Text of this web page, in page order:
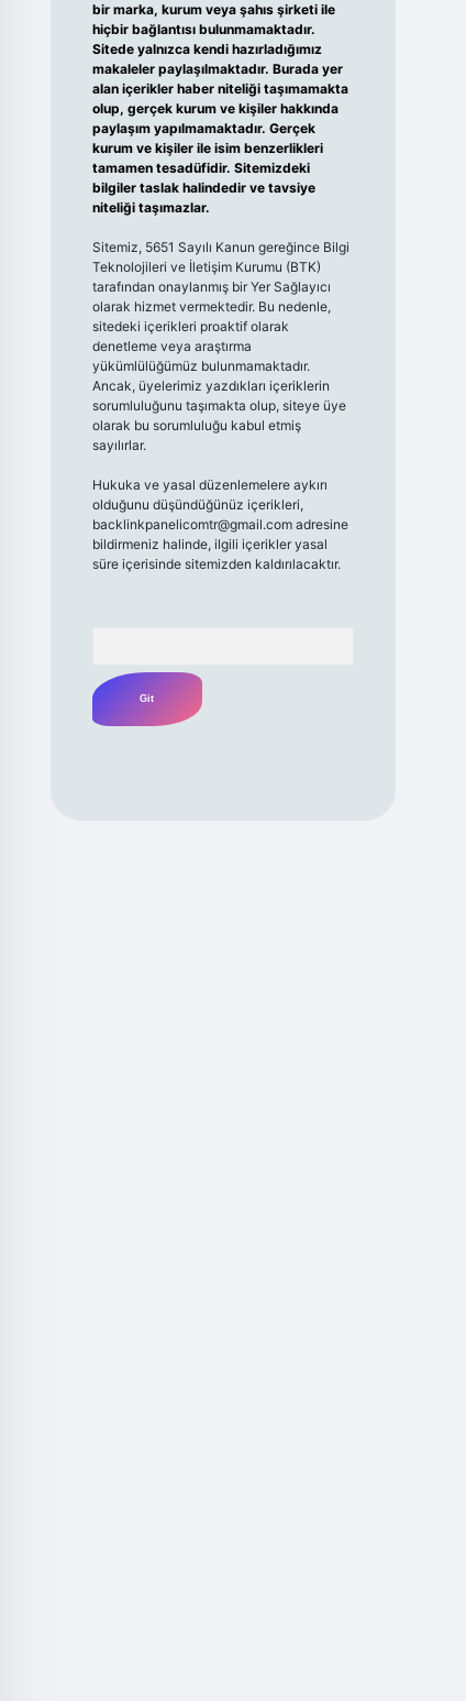
bir marka, kurum veya şahıs şirketi ile
hiçbir bağlantısı bulunmamaktadır.
Sitede yalnızca kendi hazırladığımız
makaleler paylaşılmaktadır. Burada yer
alan içerikler haber niteliği taşımamakta
olup, gerçek kurum ve kişiler hakkında
paylaşım yapılmamaktadır. Gerçek
kurum ve kişiler ile isim benzerlikleri
tamamen tesadüfidir. Sitemizdeki
bilgiler taslak halindedir ve tavsiye
niteliği taşımazlar.
Sitemiz, 5651 Sayılı Kanun gereğince Bilgi
Teknolojileri ve İletişim Kurumu (BTK)
tarafından onaylanmış bir Yer Sağlayıcı
olarak hizmet vermektedir. Bu nedenle,
sitedeki içerikleri proaktif olarak
denetleme veya araştırma
yükümlülüğümüz bulunmamaktadır.
Ancak, üyelerimiz yazdıkları içeriklerin
sorumluluğunu taşımakta olup, siteye üye
olarak bu sorumluluğu kabul etmiş
sayılırlar.
Hukuka ve yasal düzenlemelere aykırı
olduğunu düşündüğünüz içerikleri,
backlinkpanelicomtr@gmail.comadresine
bildirmeniz halinde, ilgili içerikler yasal
süre içerisinde sitemizden kaldırılacaktır.